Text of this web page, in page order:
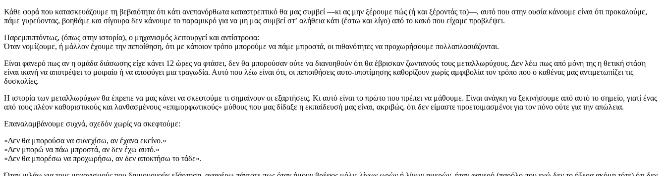
Κάθε φορά που κατασκευάζουμε τη βεβαιότητα ότι κάτι ανεπανόρθωτα καταστρεπτικό θα μας συμβεί —κι ας μην ξέρουμε πώς (ή και ξέροντάς το)—, αυτό που στην ουσία κάνουμε είναι ότι προκαλούμε,
πάμε γυρεύοντας, βοηθάμε και σίγουρα δεν κάνουμε το παραμικρό για να μη μας συμβεί στʼ αλήθεια κάτι (έστω και λίγο) από το κακό που είχαμε προβλέψει.
Παρεμπιπτόντως, (όπως στην ιστορία), ο μηχανισμός λειτουργεί και αντίστροφα:
Όταν νομίζουμε, ή μάλλον έχουμε την πεποίθηση, ότι με κάποιον τρόπο μπορούμε να πάμε μπροστά, οι πιθανότητες να προχωρήσουμε πολλαπλασιάζονται.
Είναι φανερό πως αν η ομάδα διάσωσης είχε κάνει 12 ώρες να φτάσει, δεν θα μπορούσαν ούτε να διανοηθούν ότι θα έβρισκαν ζωντανούς τους μεταλλωρύχους. Δεν λέω πως από μόνη της η θετική στάση
είναι ικανή να αποτρέψει το μοιραίο ή να αποφύγει μια τραγωδία. Αυτό που λέω είναι ότι, οι πεποιθήσεις αυτο-υποτίμησης καθορίζουν χωρίς αμφιβολία τον τρόπο που ο καθένας μας αντιμετωπίζει τις
δυσκολίες.
Η ιστορία των μεταλλωρύχων θα έπρεπε να μας κάνει να σκεφτούμε τι σημαίνουν οι εξαρτήσεις. Κι αυτό είναι το πρώτο που πρέπει να μάθουμε. Είναι ανάγκη να ξεκινήσουμε από αυτό το σημείο, γιατί ένας
από τους πλέον καθοριστικούς και λανθασμένους «επιμορφωτικούς» μύθους που μας δίδαξε η εκπαίδευσή μας είναι, ακριβώς, ότι δεν είμαστε προετοιμασμένοι για τον πόνο ούτε για την απώλεια.
Επαναλαμβάνουμε συχνά, σχεδόν χωρίς να σκεφτούμε:
«Δεν θα μπορούσα να συνεχίσω, αν έχανα εκείνο.»
«Δεν μπορώ να πάω μπροστά, αν δεν έχω αυτό.»
«Δεν θα μπορέσω να προχωρήσω, αν δεν αποκτήσω το τάδε».